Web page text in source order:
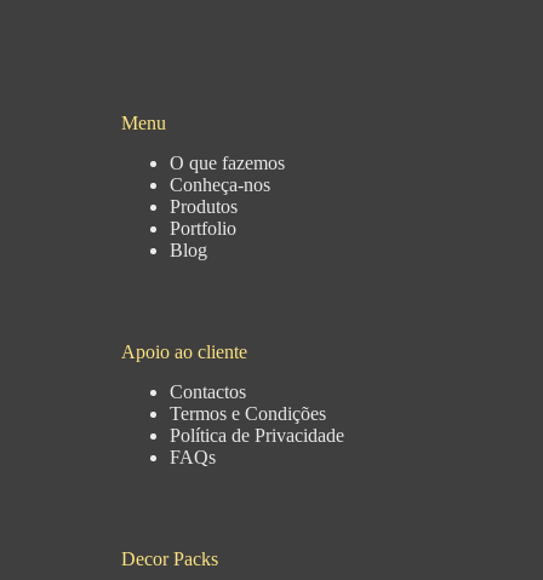
Menu
O que fazemos
Conheça-nos
Produtos
Portfolio
Blog
Apoio ao cliente
Contactos
Termos e Condições
Política de Privacidade
FAQs
Decor Packs